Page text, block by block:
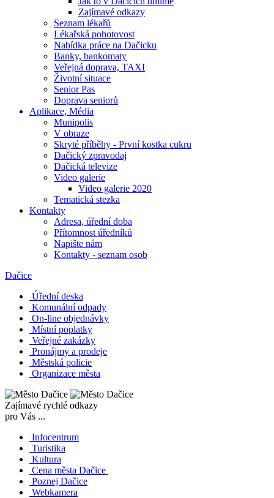
Zajímavé odkazy
Seznam lékařů
Lékařská pohotovost
Nabídka práce na Dačicku
Banky, bankomaty
Veřejná doprava, TAXI
Životní situace
Senior Pas
Doprava seniorů
Aplikace, Média
Munipolis
V obraze
Skryté příběhy - První kostka cukru
Dačický zpravodaj
Dačická televize
Video galerie
Video galerie 2020
Tematická stezka
Kontakty
Adresa, úřední doba
Přítomnost úředníků
Napište nám
Kontakty - seznam osob
Dačice
Úřední deska
Komunální odpady
On-line objednávky
Místní poplatky
Veřejné zakázky
Pronájmy a prodeje
Městská policie
Organizace města
Zajímavé rychlé odkazy
pro Vás ...
Infocentrum
Turistika
Kultura
Cena města Dačice
Poznej Dačice
Webkamera